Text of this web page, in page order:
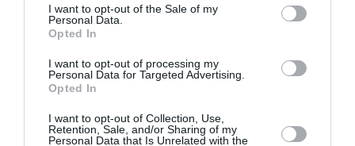
I want to opt-out of the Sale of my
Personal Data.
Opted In
I want to opt-out of processing my
Personal Data for Targeted Advertising.
Opted In
I want to opt-out of Collection, Use,
Retention, Sale, and/or Sharing of my
Personal Data that Is Unrelated with the
Η Τζένιφερ όμως δεν παρέλειψε να αναφερθεί
και στο κούρεμα που όλες κάποια στιγμή
επιχειρήσαμε κατά τη δεκαετία του ’90, εκείνο
Ρέιτσελ. “Όχι δεν πιστεύω ότι θα επανέρθει
είναι οι καφετέριες. Άνθρωποι που πηγαίνουν